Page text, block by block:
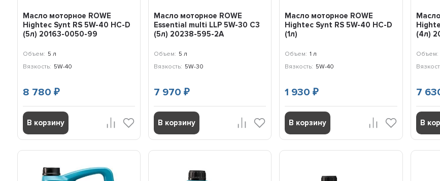
Масло моторное ROWE
Hightеc Synt RS 5W-40 HC-D
(5л) 20163-0050-99
Объем: 5 л
Вязкость: 5W-40
8 780₽
В корзину
Масло моторное ROWE
Essential multi LLP 5W-30 C3
(5л) 20238-595-2A
Объем: 5 л
Вязкость: 5W-30
7 970₽
В корзину
Масло моторное ROWE
Hightec Synt RS 5W-40 HC-D
(1л)
Объем: 1 л
Вязкость: 5W-40
1 930₽
В корзину
(4л)
Объем:
7
В